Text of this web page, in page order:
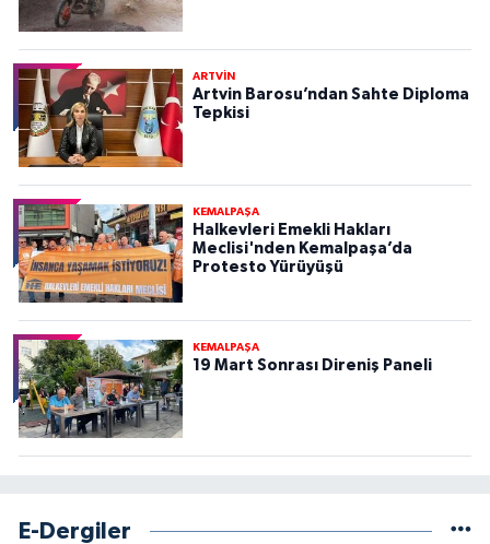
ARTVİN
Artvin Barosu’ndan Sahte Diploma
Tepkisi
KEMALPAŞA
Halkevleri Emekli Hakları
Meclisi'nden Kemalpaşa’da
Protesto Yürüyüşü
KEMALPAŞA
19 Mart Sonrası Direniş Paneli
E-Dergiler